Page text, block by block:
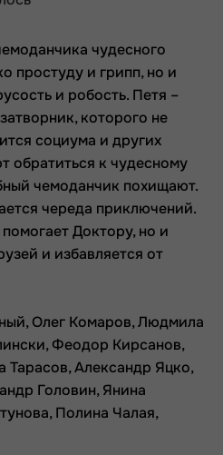
чудесного
простуду и грипп, но и
и робость. Петя –
которого не
социума и других
обратиться к чудесному
чемоданчик похищают.
череда приключений.
Доктору, но и
и избавляется от
Олег Комаров, Людмила
Феодор Кирсанов,
Александр Яцко,
Головин, Янина
Полина Чалая,